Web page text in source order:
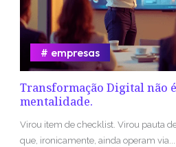
Transformação Digital não
mentalidade.
empresas
Virou item de checklist. Virou pauta
que, ironicamente, ainda operam via...